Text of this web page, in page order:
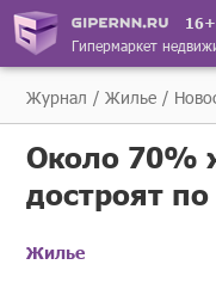
16+
Гипермаркет
Журнал Жилье
Около 70%
достроят
Жилье